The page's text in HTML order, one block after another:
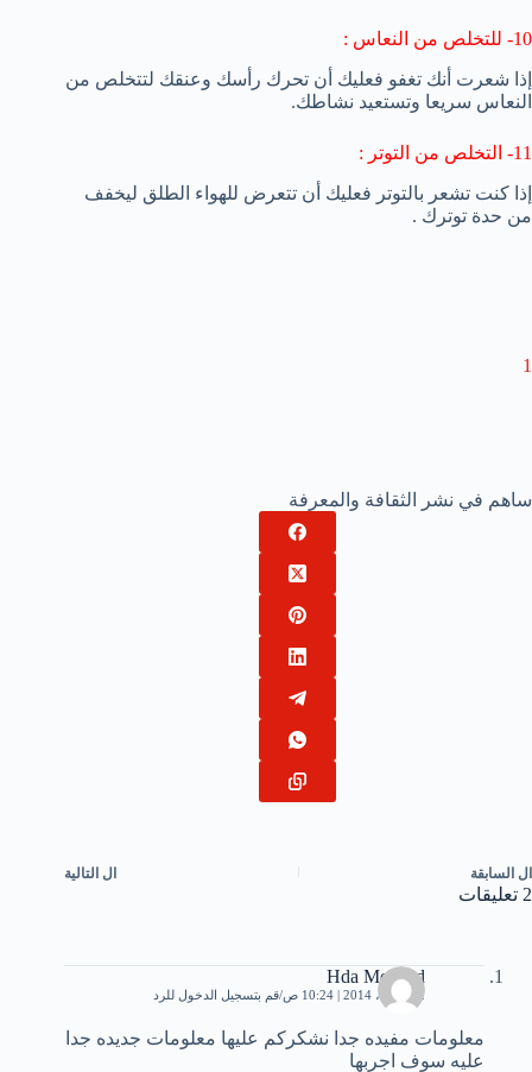
10- للتخلص من النعاس :
إذا شعرت أنك تغفو فعليك أن تحرك رأسك وعنقك لتتخلص من
النعاس سريعا وتستعيد نشاطك.
11- التخلص من التوتر :
إذا كنت تشعر بالتوتر فعليك أن تتعرض للهواء الطلق ليخفف
من حدة توترك .
1
ساهم في نشر الثقافة والمعرفة
ال السابقة ال التالية
2 تعليقات
Hda Mohaed
12 أبريل، 2014 | 10:24 ص قم بتسجيل الدخول للرد
معلومات مفيده جدا نشكركم عليها معلومات جديده جدا
عليه سوف اجربها